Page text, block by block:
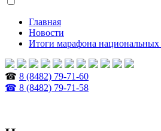
Главная
Новости
Итоги марафона
☎ 8 (8482) 79-71-60
☎ 8 (8482) 79-71-58